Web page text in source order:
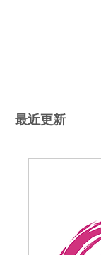
最近更新